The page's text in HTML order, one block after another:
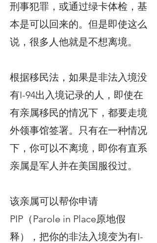
刑事犯罪，或通过绿卡体检，基
本是可以回来的。但是即使这么
说，很多人他就是不想离境。
根据移民法，如果是非法入境没
有I-94出入境记录的人，即使在
有亲属移民的情况下，都要走境
外领事馆签署。只有在一种情况
下，你可以不离境，即你有直系
亲属是军人并在美国服役过。
该亲属可以帮你申请
PIP（Parole in Place原地假
释），把你的非法入境变为有I-